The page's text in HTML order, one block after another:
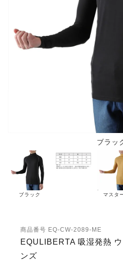
ブラッ
ブラック マスタ
商品番号 EQ-CW-2089-ME
EQULIBERTA 吸湿発熱
ンズ